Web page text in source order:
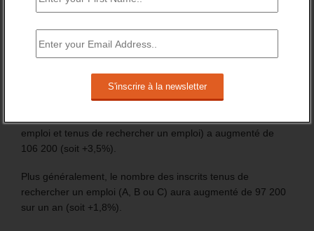
nouveaux allocataires du RSA.
En France entière, le nombre de demandeurs d’emploi,
inscrits à France travail, s’élève à 6 255 100 au 4ème
trimestre 2024.
Sur l’année 2024, il a globalement augmenté de +1,5%.
emploi et tenus de rechercher un emploi) a augmenté de
106 200 (soit +3,5%).
Plus généralement, le nombre des inscrits tenus de
rechercher un emploi (A, B ou C) aura augmenté de 97 200
sur un an (soit +1,8%).